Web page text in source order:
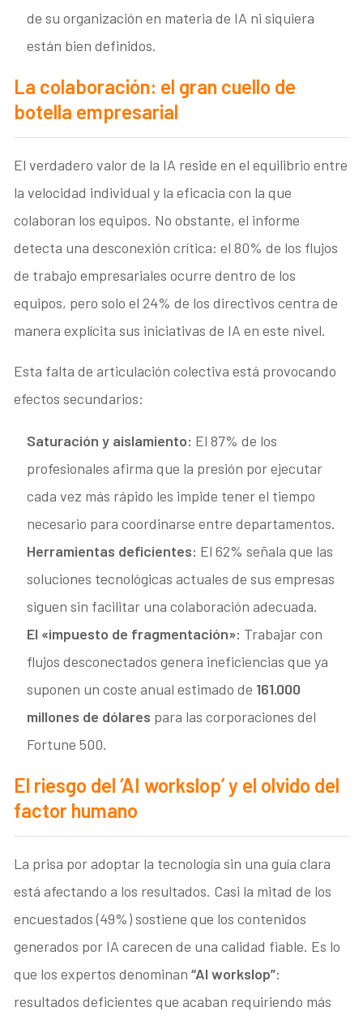
de su organización en materia de IA ni siquiera
están bien definidos.
La colaboración: el gran cuello de
botella empresarial
El verdadero valor de la IA reside en el equilibrio entre
la velocidad individual y la eficacia con la que
colaboran los equipos. No obstante, el informe
detecta una desconexión crítica: el 80% de los flujos
de trabajo empresariales ocurre dentro de los
equipos, pero solo el 24% de los directivos centra de
manera explícita sus iniciativas de IA en este nivel.
Esta falta de articulación colectiva está provocando
efectos secundarios:
Saturación y aislamiento: El 87% de los
profesionales afirma que la presión por ejecutar
cada vez más rápido les impide tener el tiempo
necesario para coordinarse entre departamentos.
Herramientas deficientes: El 62% señala que las
soluciones tecnológicas actuales de sus empresas
siguen sin facilitar una colaboración adecuada.
El «impuesto de fragmentación»: Trabajar con
flujos desconectados genera ineficiencias que ya
suponen un coste anual estimado de161.000
millones de dólares para las corporaciones del
Fortune 500.
El riesgo del ‘AI workslop’ y el olvido del
factor humano
La prisa por adoptar la tecnología sin una guía clara
está afectando a los resultados. Casi la mitad de los
encuestados (49%) sostiene que los contenidos
generados por IA carecen de una calidad fiable. Es lo
que los expertos denominan“AI workslop”:
resultados deficientes que acaban requiriendo más